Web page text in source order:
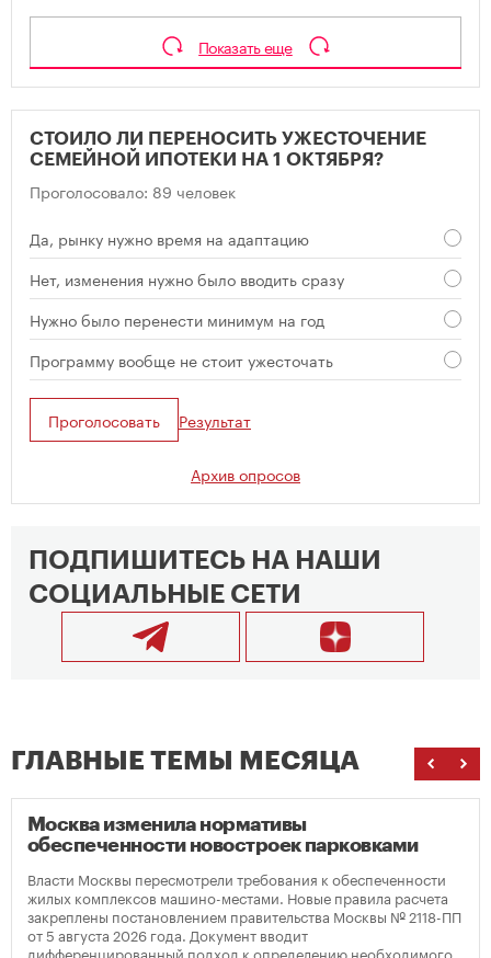
Показать еще
СТОИЛО ЛИ ПЕРЕНОСИТЬ УЖЕСТОЧЕНИЕ
СЕМЕЙНОЙ ИПОТЕКИ НА 1 ОКТЯБРЯ?
Проголосовало: 89 человек
Да, рынку нужно время на адаптацию
Нет, изменения нужно было вводить сразу
Нужно было перенести минимум на год
Программу вообще не стоит ужесточать
Проголосовать Результат
Архив опросов
ПОДПИШИТЕСЬ НА НАШИ
СОЦИАЛЬНЫЕ СЕТИ
ГЛАВНЫЕ ТЕМЫ МЕСЯЦА
Москва изменила нормативы
обеспеченности новостроек парковками
Власти Москвы пересмотрели требования к обеспеченности
жилых комплексов машино-местами. Новые правила расчета
закреплены постановлением правительства Москвы № 2118-ПП
от 5 августа 2026 года. Документ вводит
дифференцированный подход к определению необходимого